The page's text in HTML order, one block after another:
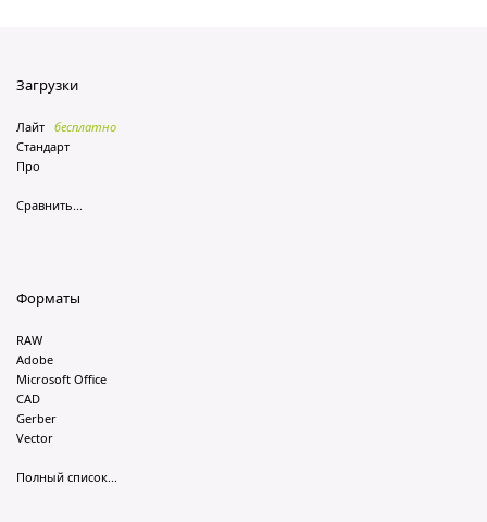
Загрузки
Лайт бесплатно
Стандарт
Про
Сравнить...
Форматы
RAW
Adobe
Microsoft Office
CAD
Gerber
Vector
Полный список...